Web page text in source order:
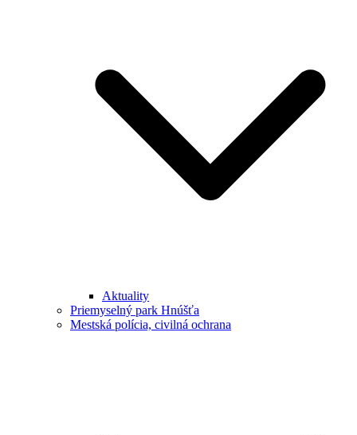
Aktuality
Priemyselný park Hnúšťa
Mestská polícia, civilná ochrana